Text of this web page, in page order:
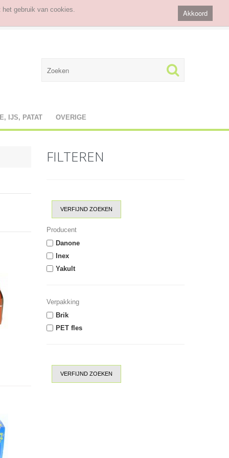
IJS, PATAT OVERIGE
FILTEREN
VERFIJND ZOEKEN
Producent
Danone
Inex
Yakult
Verpakking
Brik
PET fles
VERFIJND ZOEKEN
Akkoord
gebruik van cookies.